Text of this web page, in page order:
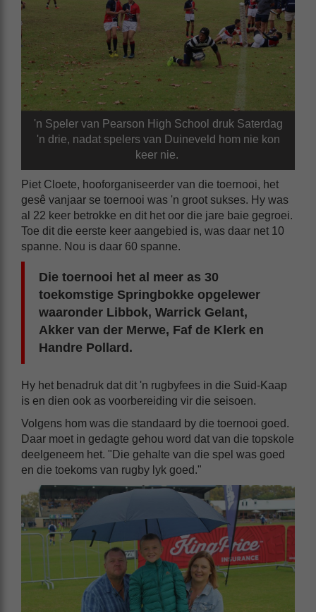
'n Speler van Pearson High School druk Saterdag
'n drie, nadat spelers van Duineveld hom nie kon
keer nie.
Piet Cloete, hooforganiseerder van die toernooi, het
gesê vanjaar se toernooi was 'n groot sukses. Hy was
al 22 keer betrokke en dit het oor die jare baie gegroei.
Toe dit die eerste keer aangebied is, was daar net 10
spanne. Nou is daar 60 spanne.
Die toernooi het al meer as 30
toekomstige Springbokke opgelewer
waaronder Libbok, Warrick Gelant,
Akker van der Merwe, Faf de Klerk en
Handre Pollard.
Hy het benadruk dat dit 'n rugbyfees in die Suid-Kaap
is en dien ook as voorbereiding vir die seisoen.
Volgens hom was die standaard by die toernooi goed.
Daar moet in gedagte gehou word dat van die topskole
deelgeneem het. "Die gehalte van die spel was goed
en die toekoms van rugby lyk goed."